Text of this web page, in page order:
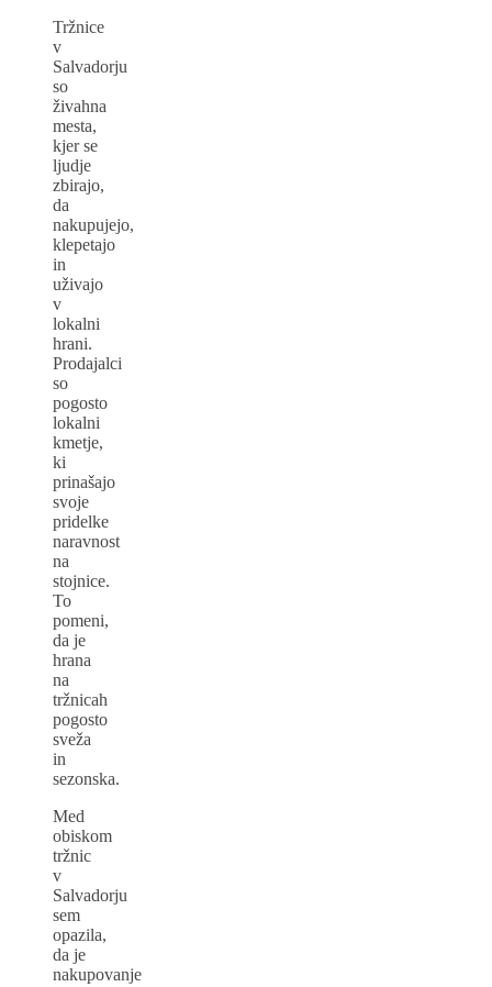
Tržnice
v
Salvadorju
so
živahna
mesta,
kjer se
ljudje
zbirajo,
da
nakupujejo,
klepetajo
in
uživajo
v
lokalni
hrani.
Prodajalci
so
pogosto
lokalni
kmetje,
ki
prinašajo
svoje
pridelke
naravnost
na
stojnice.
To
pomeni,
da je
hrana
na
tržnicah
pogosto
sveža
in
sezonska.
Med
obiskom
tržnic
v
Salvadorju
sem
opazila,
da je
nakupovanje